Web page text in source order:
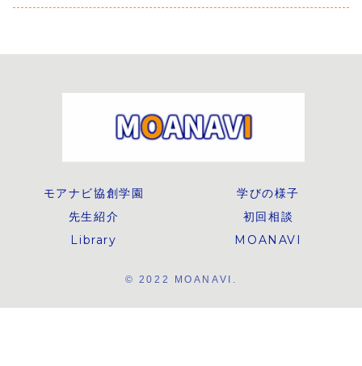
MOANAVIが大切
思考・協働・コミ
ュニケーション）
を育む一歩となり
ちの素直な視点か
こに込められた“人
ご覧ください。
モアナビ協創学園
学びの様子
先生紹介
初回相談
Library
MOANAVI
© 2022 MOANAVI.